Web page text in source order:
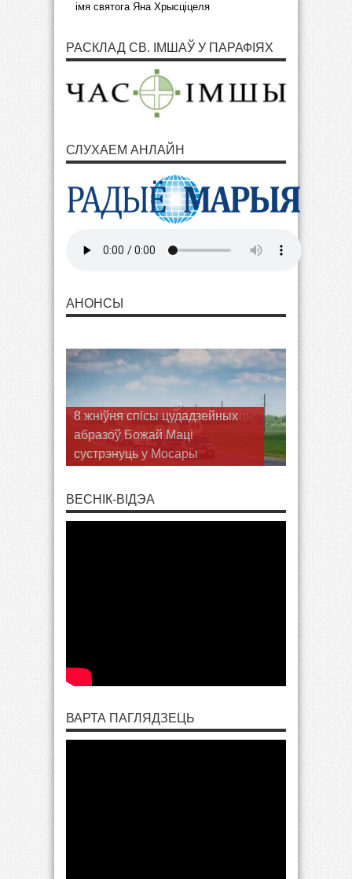
імя святога Яна Хрысціцеля
РАСКЛАД СВ. ІМШАЎ У ПАРАФІЯХ
СЛУХАЕМ АНЛАЙН
АНОНСЫ
Кармэліты босыя запрашаюць
юнакоў у Гудагай на
рэкалекцыі
ВЕСНІК-ВІДЭА
ВАРТА ПАГЛЯДЗЕЦЬ